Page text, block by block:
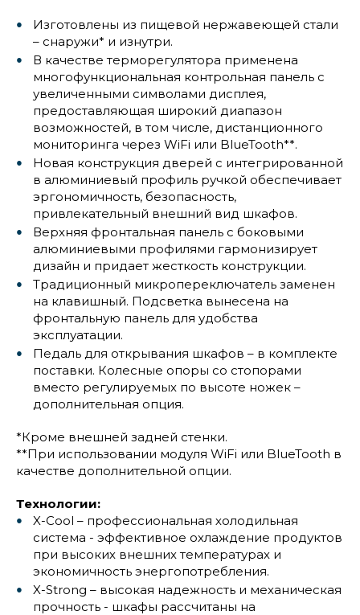
Изготовлены из пищевой нержавеющей стали
– снаружи* и изнутри.
В качестве терморегулятора применена
многофункциональная контрольная панель с
увеличенными символами дисплея,
предоставляющая широкий диапазон
возможностей, в том числе, дистанционного
мониторинга через WiFi или BlueTooth**.
Новая конструкция дверей с интегрированной
в алюминиевый профиль ручкой обеспечивает
эргономичность, безопасность,
привлекательный внешний вид шкафов.
Верхняя фронтальная панель с боковыми
алюминиевыми профилями гармонизирует
дизайн и придает жесткость конструкции.
Традиционный микропереключатель заменен
на клавишный. Подсветка вынесена на
фронтальную панель для удобства
эксплуатации.
Педаль для открывания шкафов – в комплекте
поставки. Колесные опоры со стопорами
вместо регулируемых по высоте ножек –
дополнительная опция.
*Кроме внешней задней стенки.
**При использовании модуля WiFi или BlueTooth в
качестве дополнительной опции.
Технологии:
X-Cool – профессиональная холодильная
система - эффективное охлаждение продуктов
при высоких внешних температурах и
экономичность энергопотребления.
X-Strong – высокая надежность и механическая
прочность - шкафы рассчитаны на